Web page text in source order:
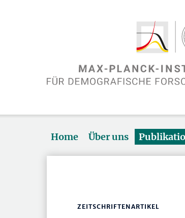
Home Über uns
ZEITSCHRIFTENARTIKEL